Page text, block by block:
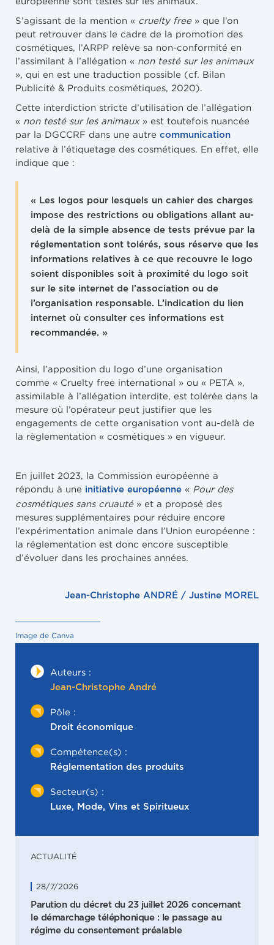
Auteurs :
Jean-Christophe André
Pôle :
Droit économique
Compétence(s) :
Réglementation des produits
Secteur(s) :
Luxe, Mode, Vins et Spiritueux
ACTUALITÉ
28/7/2026
Parution du décret du 23 juillet 2026 concernant
le démarchage téléphonique : le passage au
régime du consentement préalable
S’agissant de la mention « cruelty free» que l’on
peut retrouver dans le cadre de la promotion des
cosmétiques, l’ARPP relève sa non-conformité en
l’assimilant à l’allégation « non testé sur les animaux
», qui en est une traduction possible (cf. Bilan
Publicité & Produits cosmétiques, 2020).
Cette interdiction stricte d’utilisation de l’allégation
« non testé sur les animaux» est toutefois nuancée
par la DGCCRF dans une autre communication
relative à l’étiquetage des cosmétiques. En effet, elle
indique que :
« Les logos pour lesquels un cahier des charges
impose des restrictions ou obligations allant au-
delà de la simple absence de tests prévue par la
réglementation sont tolérés, sous réserve que les
informations relatives à ce que recouvre le logo
soient disponibles soit à proximité du logo soit
sur le site internet de l’association ou de
l’organisation responsable. L’indication du lien
internet où consulter ces informations est
recommandée. »
Ainsi, l’apposition du logo d’une organisation
comme « Cruelty free international » ou « PETA »,
assimilable à l’allégation interdite, est tolérée dans la
mesure où l’opérateur peut justifier que les
engagements de cette organisation vont au-delà de
la règlementation « cosmétiques » en vigueur.
En juillet 2023, la Commission européenne a
répondu à une initiative européenne « Pour des
cosmétiques sans cruauté» et a proposé des
mesures supplémentaires pour réduire encore
l’expérimentation animale dans l’Union européenne :
la réglementation est donc encore susceptible
d’évoluer dans les prochaines années.
Jean-Christophe ANDRÉ / Justine MOREL
Image de Canva